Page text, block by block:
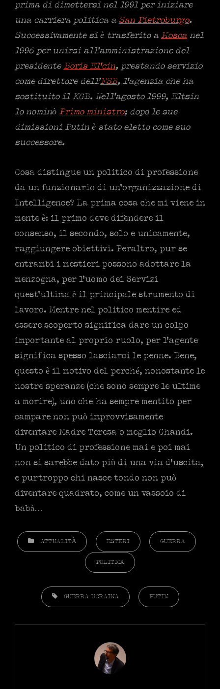
prima di dimettersi nel 1991 per iniziare
una carriera politica a San Pietroburgo.
Successivamente si è trasferito a Mosca nel
1996 per unirsi all’amministrazione del
presidente Boris El’cin, prestando servizio
come direttore dell’FSB, l’agenzia che ha
sostituito il KGB. Nell’agosto 1999, Eltsin
lo nominò Primo ministro; dopo le sue
dimissioni Putin è stato eletto come suo
successore.
Cosa distingue un politico di professione
da un funzionario di un’organizzazione di
Intelligence? La prima cosa che mi viene in
mente è: il primo deve difendere il
consenso, il secondo, solo e unicamente,
raggiungere obiettivi. Peraltro, pur se
entrambi i mestieri possono adottare la
menzogna, per l’uomo dei Servizi
quest’ultima è il principale strumento di
lavoro. Mentre nel politico mentire ed
essere scoperto significa dare un colpo
importante al proprio ruolo, per l’agente
significa spesso lasciarci le penne. Bene,
questo è il motivo del perché, nonostante le
nostre speranze (che sono sempre le ultime
a morire), uno che ha sempre mentito per
campare non può improvvisamente
diventare Madre Teresa o meglio Ghandi.
Un politico di professione mai e poi mai
non si sarebbe dato più di una via d’uscita,
e purtroppo chi nasce tondo non può
diventare quadrato, come un vassoio di
babà…
CATEGORIES
ATTUALITÀ ESTERI GUERRA
POLITICA
TAGS,
GUERRA UCRAINA PUTIN